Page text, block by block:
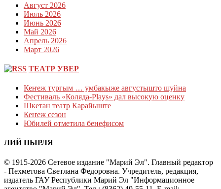
Август 2026
Июль 2026
Июнь 2026
Май 2026
Апрель 2026
Март 2026
ТЕАТР УВЕР
Кеҥеж тургым … умбакыже августышто шуйна
Фестиваль «Коляда-Plays» дал высокую оценку
Шкетан театр Карайыште
Кеҥеж сезон
Юбилей отметила бенефисом
ЛИЙ ПЫРЛЯ
© 1915-2026 Сетевое издание "Марий Эл". Главный редактор
- Пехметова Светлана Федоровна. Учредитель, редакция,
издатель ГАУ Республики Марий Эл "Информационное